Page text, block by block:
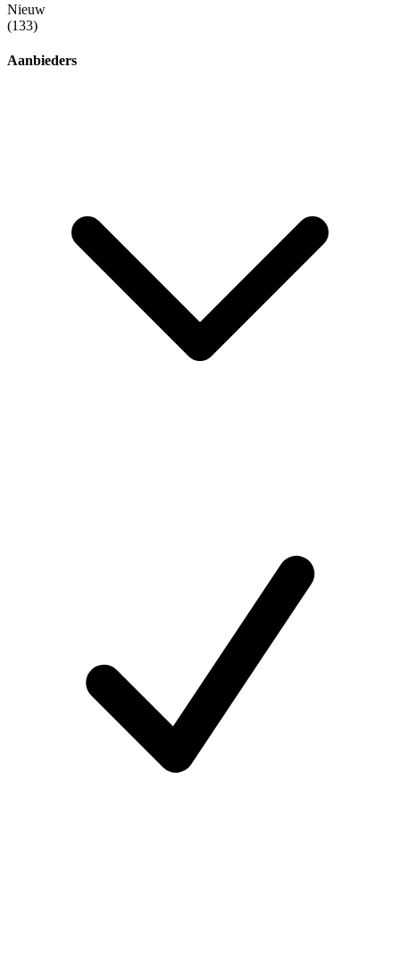
Nieuw
(133)
Aanbieders